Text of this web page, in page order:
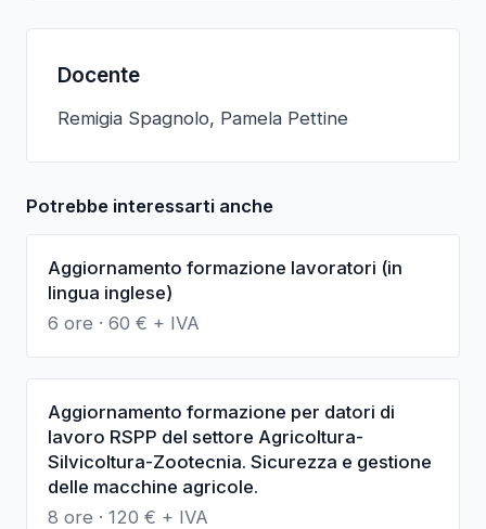
Docente
Remigia Spagnolo, Pamela Pettine
Potrebbe interessarti anche
Aggiornamento formazione lavoratori (in
lingua inglese)
6 ore · 60 € + IVA
Aggiornamento formazione per datori di
lavoro RSPP del settore Agricoltura-
Silvicoltura-Zootecnia. Sicurezza e gestione
delle macchine agricole.
8 ore · 120 € + IVA